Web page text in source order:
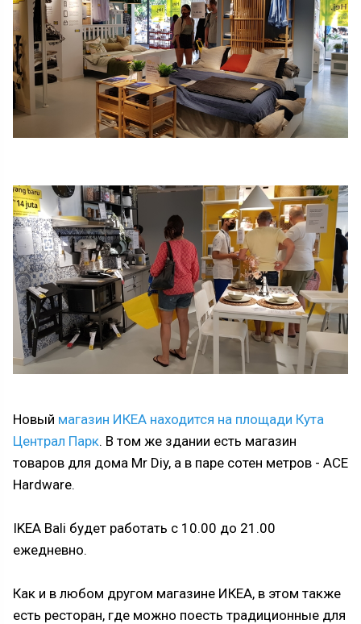
Новый магазин ИКЕА находится на площади Кута
Централ Парк. В том же здании есть магазин
товаров для дома Mr Diy, а в паре сотен метров - ACE
Hardware.
IKEA Bali будет работать с 10.00 до 21.00
ежедневно.
Как и в любом другом магазине ИКЕА, в этом также
есть ресторан, где можно поесть традиционные для